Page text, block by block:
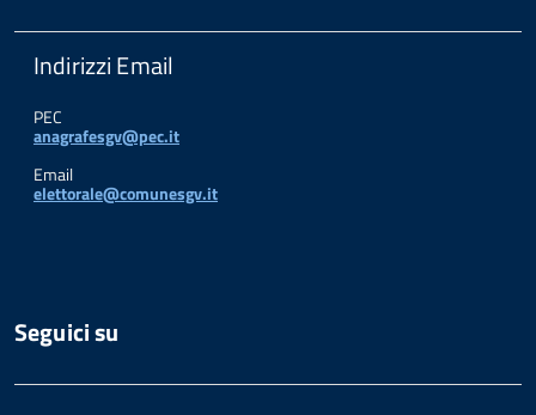
Indirizzi Email
PEC
anagrafesgv@pec.it
Email
elettorale@comunesgv.it
Seguici su